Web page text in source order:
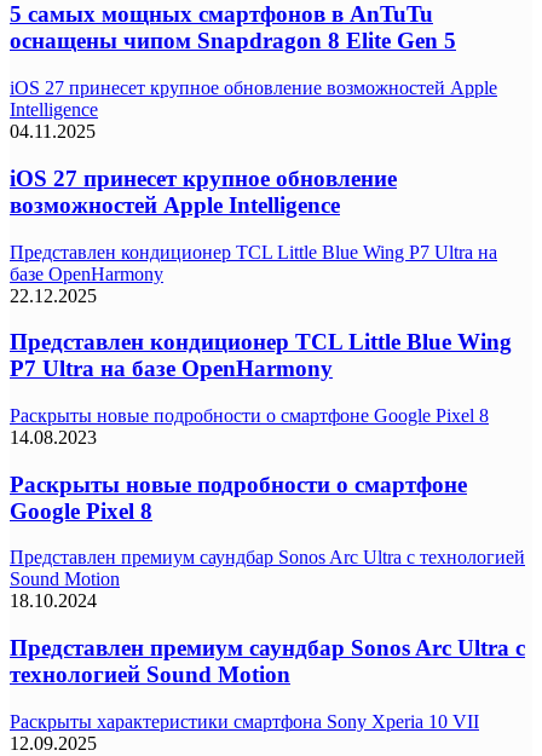
5 самых мощных смартфонов в AnTuTu
оснащены чипом Snapdragon 8 Elite Gen 5
iOS 27 принесет крупное обновление возможностей Apple
Intelligence
04.11.2025
iOS 27 принесет крупное обновление
возможностей Apple Intelligence
Представлен кондиционер TCL Little Blue Wing P7 Ultra на
базе OpenHarmony
22.12.2025
Представлен кондиционер TCL Little Blue Wing
P7 Ultra на базе OpenHarmony
Раскрыты новые подробности о смартфоне Google Pixel 8
14.08.2023
Раскрыты новые подробности о смартфоне
Google Pixel 8
Представлен премиум саундбар Sonos Arc Ultra с технологией
Sound Motion
18.10.2024
Представлен премиум саундбар Sonos Arc Ultra с
технологией Sound Motion
Раскрыты характеристики смартфона Sony Xperia 10 VII
12.09.2025